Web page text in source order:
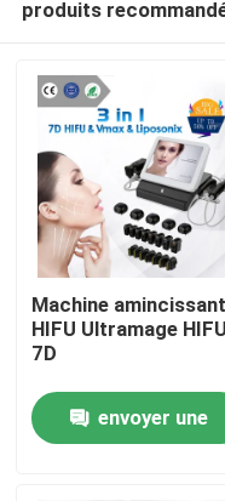
Maison
Produits
produits
Machine
HIFU Ultramage HIFU
7D
envoyer une